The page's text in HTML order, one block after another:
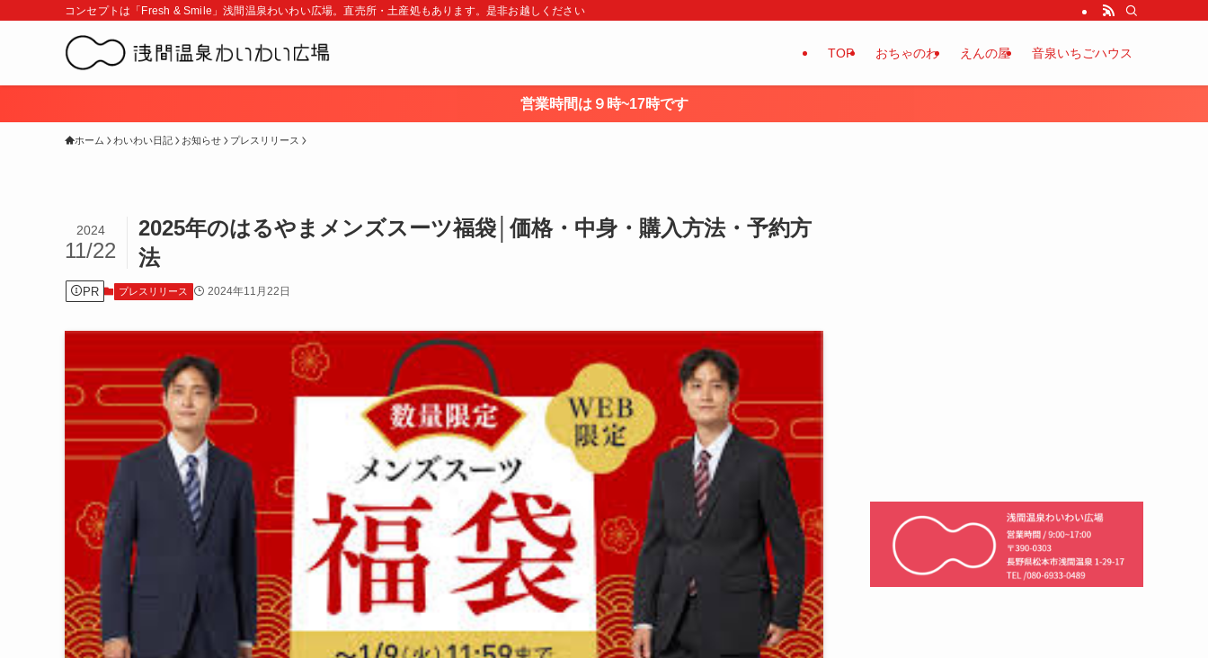
コンセプトは「Fresh & Smile」浅間温泉わいわい広場。直売所・土産処もあります。是非お越しください
TOP おちゃのわ えんの屋 音泉いちごハウス
営業時間は９時~17時です
ホーム わいわい日記 お知らせ プレスリリース
2025年のはるやまメンズスーツ福袋│価格・中身・購入方法・予約方
法
2024
11/22
PR プレスリリース 2024年11月22日